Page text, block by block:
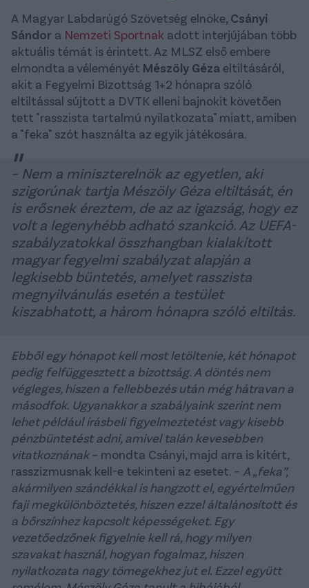
A Magyar Labdarúgó Szövetség elnöke, Csányi
Sándor a Nemzeti Sportnak adott interjújában több
aktuális témát is érintett. Az MLSZ első embere
elmondta a véleményét Mészöly Gézaeltiltásáról,
akit a Fegyelmi Bizottság 1+2 hónapra szóló
eltiltással sújtott a DVTK elleni bajnokit követően
tett "rasszista tartalmú nyilatkozata" miatt, amiben
a "feka" szót használta az egyik játékosára.
– Nem a miniszterelnök az egyetlen, aki
szigorúnak tartja Mészöly Géza eltiltását, én
is erősnek éreztem, de az az igazság, hogy ez
volt a legenyhébb adható szankció. Az UEFA-
szabályzatokkal összhangban kialakított
magyar fegyelmi szabályzat alapján a
legkisebb büntetés, amelyet rasszista
megnyilvánulás esetén a testület
kiszabhatott, a három hónapra szóló eltiltás.
Ebből egy hónapot kell most letöltenie, két hónapot
pedig felfüggesztett a bizottság. A döntés nem
végleges, hiszen a fellebbezés után még hátravan a
másodfok. Ugyanakkor a szabályaink szerint nem
lehet például írásbeli figyelmeztetést vagy kisebb
pénzbüntetést adni, amivel talán kevesebben
vitatkoznának– mondta Csányi, majd arra is kitért,
rasszizmusnak kell-e tekinteni az esetet. – A „feka”,
akármilyen szándékkal is hangzott el, egyértelműen
faji megkülönböztetés, hiszen ezzel általánosított és
a bőrszínhez kapcsolt képességeket. Egy
vezetőedzőnek figyelnie kell rá, hogy milyen
szavakat használ, hogyan fogalmaz, hiszen
nyilatkozata nagy tömegekhez jut el. Ezzel együtt